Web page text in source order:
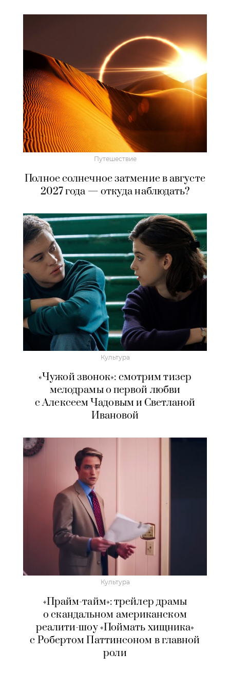
Путешествие
Полное солнечное затмение в августе
2027 года — откуда наблюдать?
Культура
«Чужой звонок»: смотрим тизер
мелодрамы о первой любви
с Алексеем Чадовым и Светланой
Ивановой
Культура
«Прайм-тайм»: трейлер драмы
о скандальном американском
реалити-шоу «Поймать хищника»
с Робертом Паттинсоном в главной
роли